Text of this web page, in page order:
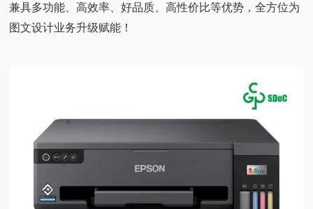
兼具多功能、高效率、好品质、高性价比等优势，全方位为
图文设计业务升级赋能！